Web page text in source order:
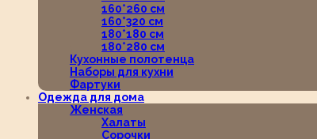
160*260 см
160*320 см
180*180 см
180*280 см
Кухонные полотенца
Наборы для кухни
Фартуки
Одежда для дома
Женская
Халаты
Сорочки